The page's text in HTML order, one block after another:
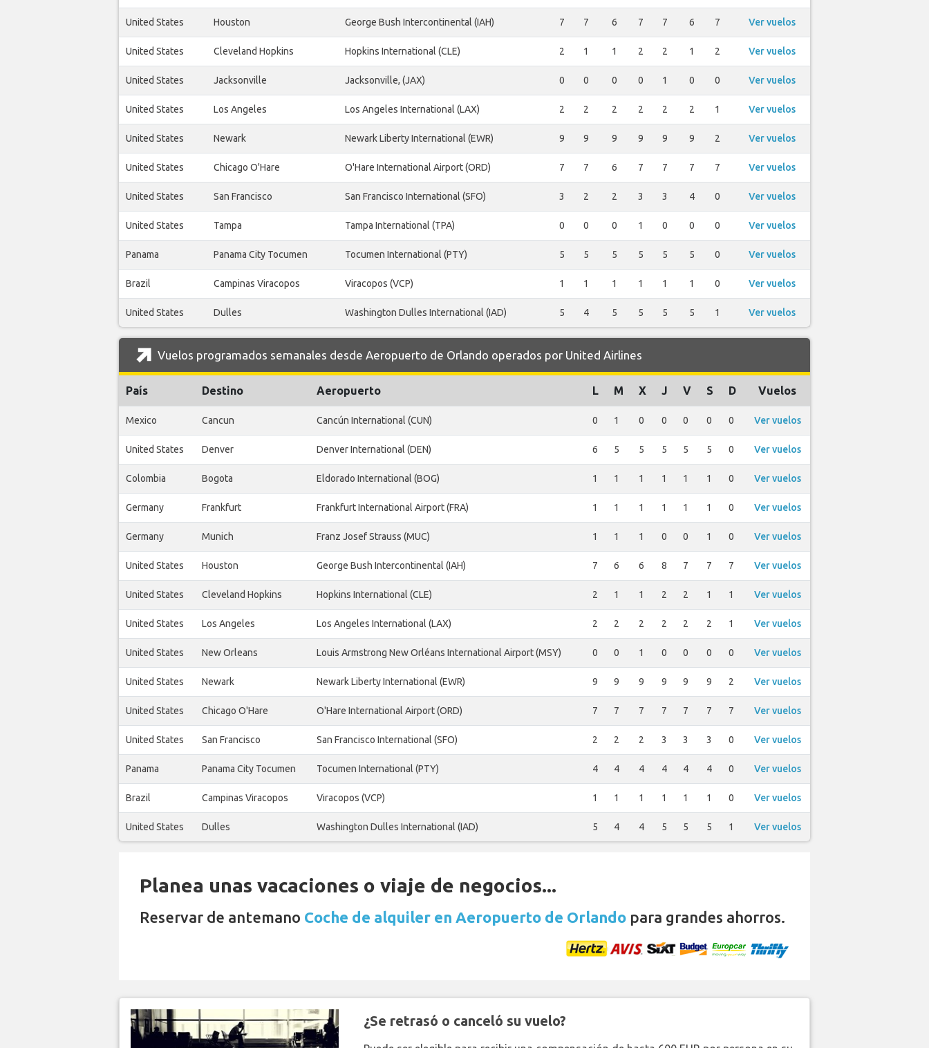
United States Houston George Bush Intercontinental (IAH) 7 7 6 7 7 6 7 Ver vuelos
United States Cleveland Hopkins Hopkins International (CLE) 2 1 1 2 2 1 2 Ver vuelos
United States Jacksonville Jacksonville, (JAX) 0 0 0 0 1 0 0 Ver vuelos
United States Los Angeles Los Angeles International (LAX) 2 2 2 2 2 2 1 Ver vuelos
United States Newark Newark Liberty International (EWR) 9 9 9 9 9 9 2 Ver vuelos
United States Chicago O'Hare O'Hare International Airport (ORD) 7 7 6 7 7 7 7 Ver vuelos
United States San Francisco San Francisco International (SFO) 3 2 2 3 3 4 0 Ver vuelos
United States Tampa Tampa International (TPA) 0 0 0 1 0 0 0 Ver vuelos
Panama Panama City Tocumen Tocumen International (PTY) 5 5 5 5 5 5 0 Ver vuelos
Brazil Campinas Viracopos Viracopos (VCP) 1 1 1 1 1 1 0 Ver vuelos
United States Dulles Washington Dulles International (IAD) 5 4 5 5 5 5 1 Ver vuelos
Vuelos programados semanales desde Aeropuerto de Orlando operados por United Airlines
País Destino Aeropuerto L M X J V S D Vuelos
Mexico Cancun Cancún International (CUN) 0 1 0 0 0 0 0 Ver vuelos
United States Denver Denver International (DEN) 6 5 5 5 5 5 0 Ver vuelos
Colombia Bogota Eldorado International (BOG) 1 1 1 1 1 1 0 Ver vuelos
Germany Frankfurt Frankfurt International Airport (FRA) 1 1 1 1 1 1 0 Ver vuelos
Germany Munich Franz Josef Strauss (MUC) 1 1 1 0 0 1 0 Ver vuelos
United States Houston George Bush Intercontinental (IAH) 7 6 6 8 7 7 7 Ver vuelos
United States Cleveland Hopkins Hopkins International (CLE) 2 1 1 2 2 1 1 Ver vuelos
United States Los Angeles Los Angeles International (LAX) 2 2 2 2 2 2 1 Ver vuelos
United States New Orleans Louis Armstrong New Orléans International Airport (MSY) 0 0 1 0 0 0 0 Ver vuelos
United States Newark Newark Liberty International (EWR) 9 9 9 9 9 9 2 Ver vuelos
United States Chicago O'Hare O'Hare International Airport (ORD) 7 7 7 7 7 7 7 Ver vuelos
United States San Francisco San Francisco International (SFO) 2 2 2 3 3 3 0 Ver vuelos
Panama Panama City Tocumen Tocumen International (PTY) 4 4 4 4 4 4 0 Ver vuelos
Brazil Campinas Viracopos Viracopos (VCP) 1 1 1 1 1 1 0 Ver vuelos
United States Dulles Washington Dulles International (IAD) 5 4 4 5 5 5 1 Ver vuelos
Planea unas vacaciones o viaje de negocios...
Reservar de antemano Coche de alquiler en Aeropuerto de Orlando para grandes ahorros.
¿Se retrasó o canceló su vuelo?